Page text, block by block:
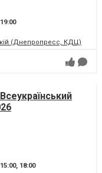
(Днепропресс, КДЦ)
18:00